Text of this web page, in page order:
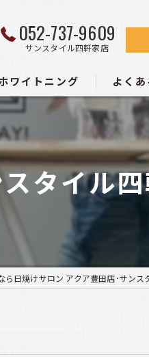
052-737-9609
サンスタイル四軒家店
ワイトニング よく
タイル
ら日焼けサロン アクア豊田店･サンス